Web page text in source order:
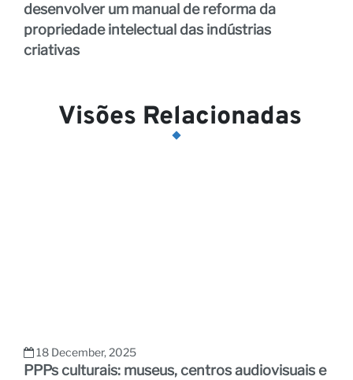
desenvolver um manual de reforma da
propriedade intelectual das indústrias
criativas
Visões Relacionadas
18 December, 2025
PPPs culturais: museus, centros audiovisuais e